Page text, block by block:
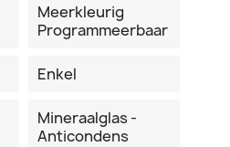
Meerkleurig
Programmeerbaar
Enkel
Mineraalglas -
Anticondens